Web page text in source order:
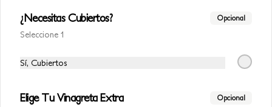
$7.500
¿Necesitas Cubiertos? Opcional
Seleccione 1
Sí, Cubiertos
Elige Tu Vinagreta Extra Opcional